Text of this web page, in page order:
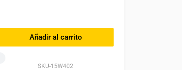
SKU-15W402
Añadir al carrito